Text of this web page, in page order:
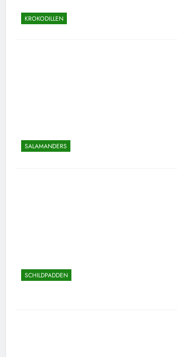
KROKODILLEN
SALAMANDERS
SCHILDPADDEN